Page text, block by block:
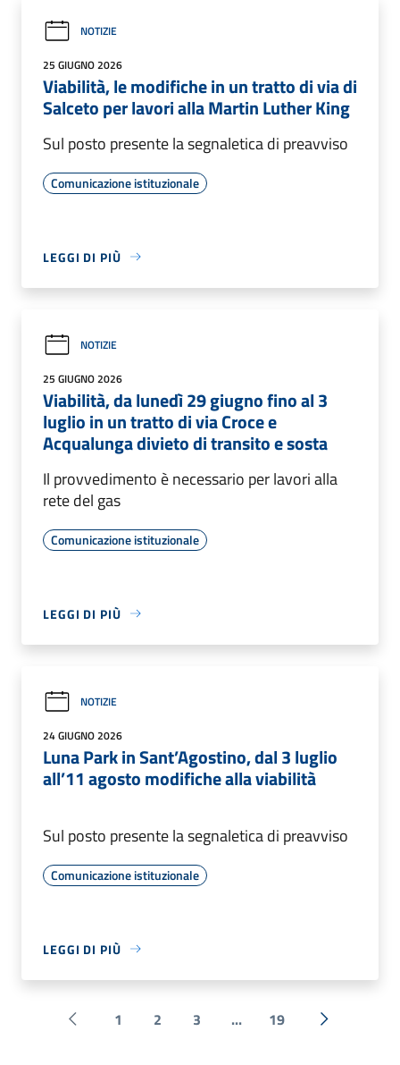
NOTIZIE
25 GIUGNO 2026
Viabilità, le modifiche in un tratto di via di
Salceto per lavori alla Martin Luther King
Sul posto presente la segnaletica di preavviso
Comunicazione istituzionale
LEGGI DI PIÙ
NOTIZIE
25 GIUGNO 2026
Viabilità, da lunedì 29 giugno fino al 3
luglio in un tratto di via Croce e
Acqualunga divieto di transito e sosta
Il provvedimento è necessario per lavori alla
rete del gas
Comunicazione istituzionale
LEGGI DI PIÙ
NOTIZIE
24 GIUGNO 2026
Luna Park in Sant’Agostino, dal 3 luglio
all’11 agosto modifiche alla viabilità
Sul posto presente la segnaletica di preavviso
Comunicazione istituzionale
LEGGI DI PIÙ
Pagina precedente
1 2 3 ... 19 Successiva